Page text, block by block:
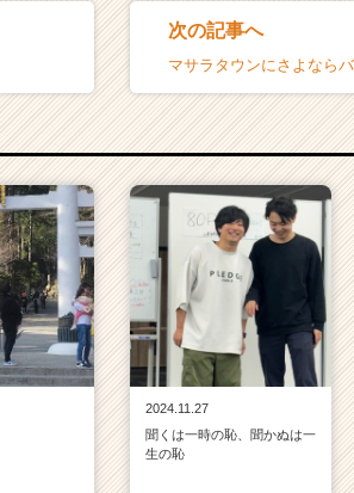
次の記事へ
マサラタウンにさよなら
2024.11.27
聞くは一時の恥、聞かぬは一
生の恥